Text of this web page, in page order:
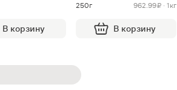
В корзину
250г
962.99 ₽ · 1кг
В корзину